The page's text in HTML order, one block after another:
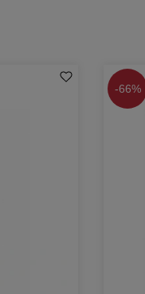
-66%